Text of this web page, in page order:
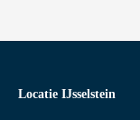
Locatie IJsselstein